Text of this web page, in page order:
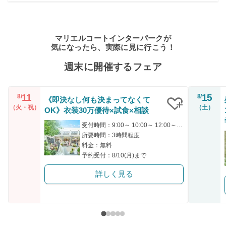
マリエルコートインターパークが
気になったら、実際に見に行こう！
週末に開催するフェア
8/11
（火・祝）
《即決なし何も決まってなくて
OK》衣装30万優待×試食×相談
所要時間：3時間程度
料金：無料
予約受付：8/10(月)まで
詳しく見る
8/15
（土）